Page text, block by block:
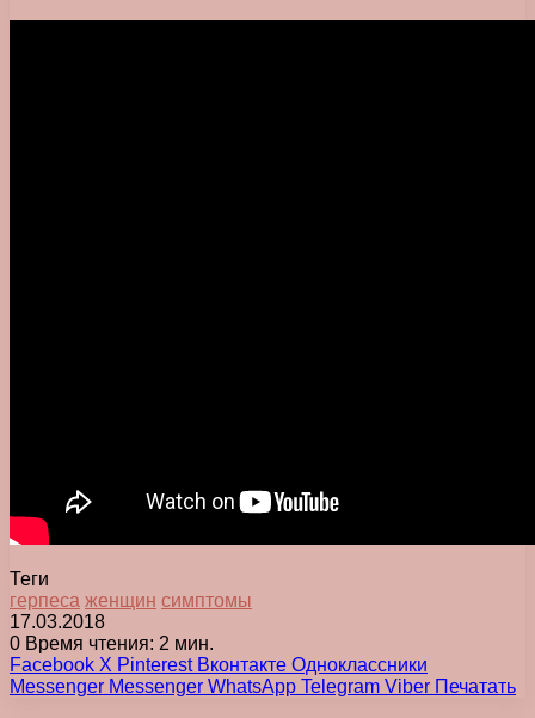
Теги
герпеса женщин симптомы
17.03.2018
0 Время чтения: 2 мин.
Facebook X Pinterest Вконтакте Одноклассники
Messenger Messenger WhatsApp Telegram Viber Печатать